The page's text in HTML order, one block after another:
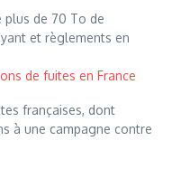
plus de 70 To de
et règlements en
de fuites en France
françaises, dont
à une campagne contre